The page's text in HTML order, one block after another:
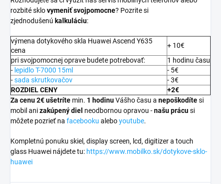
rozbité sklovymeniť svojpomocne? Pozrite si
zjednodušenú kalkuláciu:
výmena dotykového skla Huawei Ascend Y635
cena
+ 10€
pri svojpomocnej oprave budete potrebovať:
1 hodinu času
- lepidlo T-7000 15ml
- 5€
-sada skrutkovačov
- 3€
ROZDIEL CENY
+2€
Za cenu 2€ ušetríte min. 1 hodinuVášho času a nepoškodítesi
mobil anizakúpený diel neodbornou opravou -našu prácusi
môžete pozrieť na facebooku aleboyoutube.
Kompletnú ponuku skiel, display screen, lcd, digitizer a touch
glass Huawei nájdete tu: https://www.mobilko.sk/dotykove-sklo-
huawei